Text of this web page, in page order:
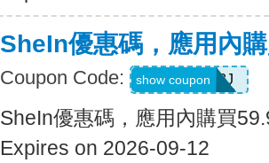
SheIn優惠碼，應用內
Coupon Code: VJTWP3J
show coupon
SheIn優惠碼，應用內購買
Expires on 2026-09-12